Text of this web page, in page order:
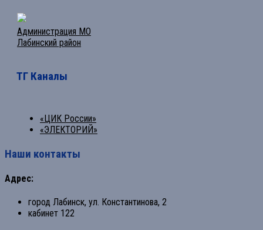
Администрация МО
Лабинский район
ТГ Каналы
«ЦИК России»
«ЭЛЕКТОРИЙ»
Наши контакты
Адрес:
город Лабинск, ул. Константинова, 2
кабинет 122